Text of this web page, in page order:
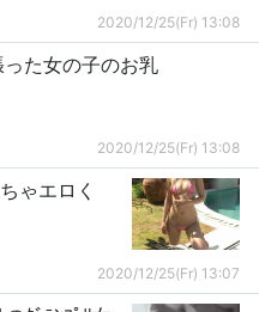
2020/12/25(Fr) 13:08
った女の子のお乳
2020/12/25(Fr) 13:08
ゃエロく
2020/12/25(Fr) 13:07